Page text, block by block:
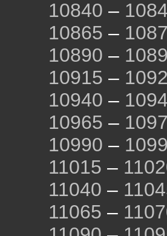
10840 –
10865 –
10890 –
10915 –
10940 –
10965 –
10990 –
11015 –
11040 –
11065 –